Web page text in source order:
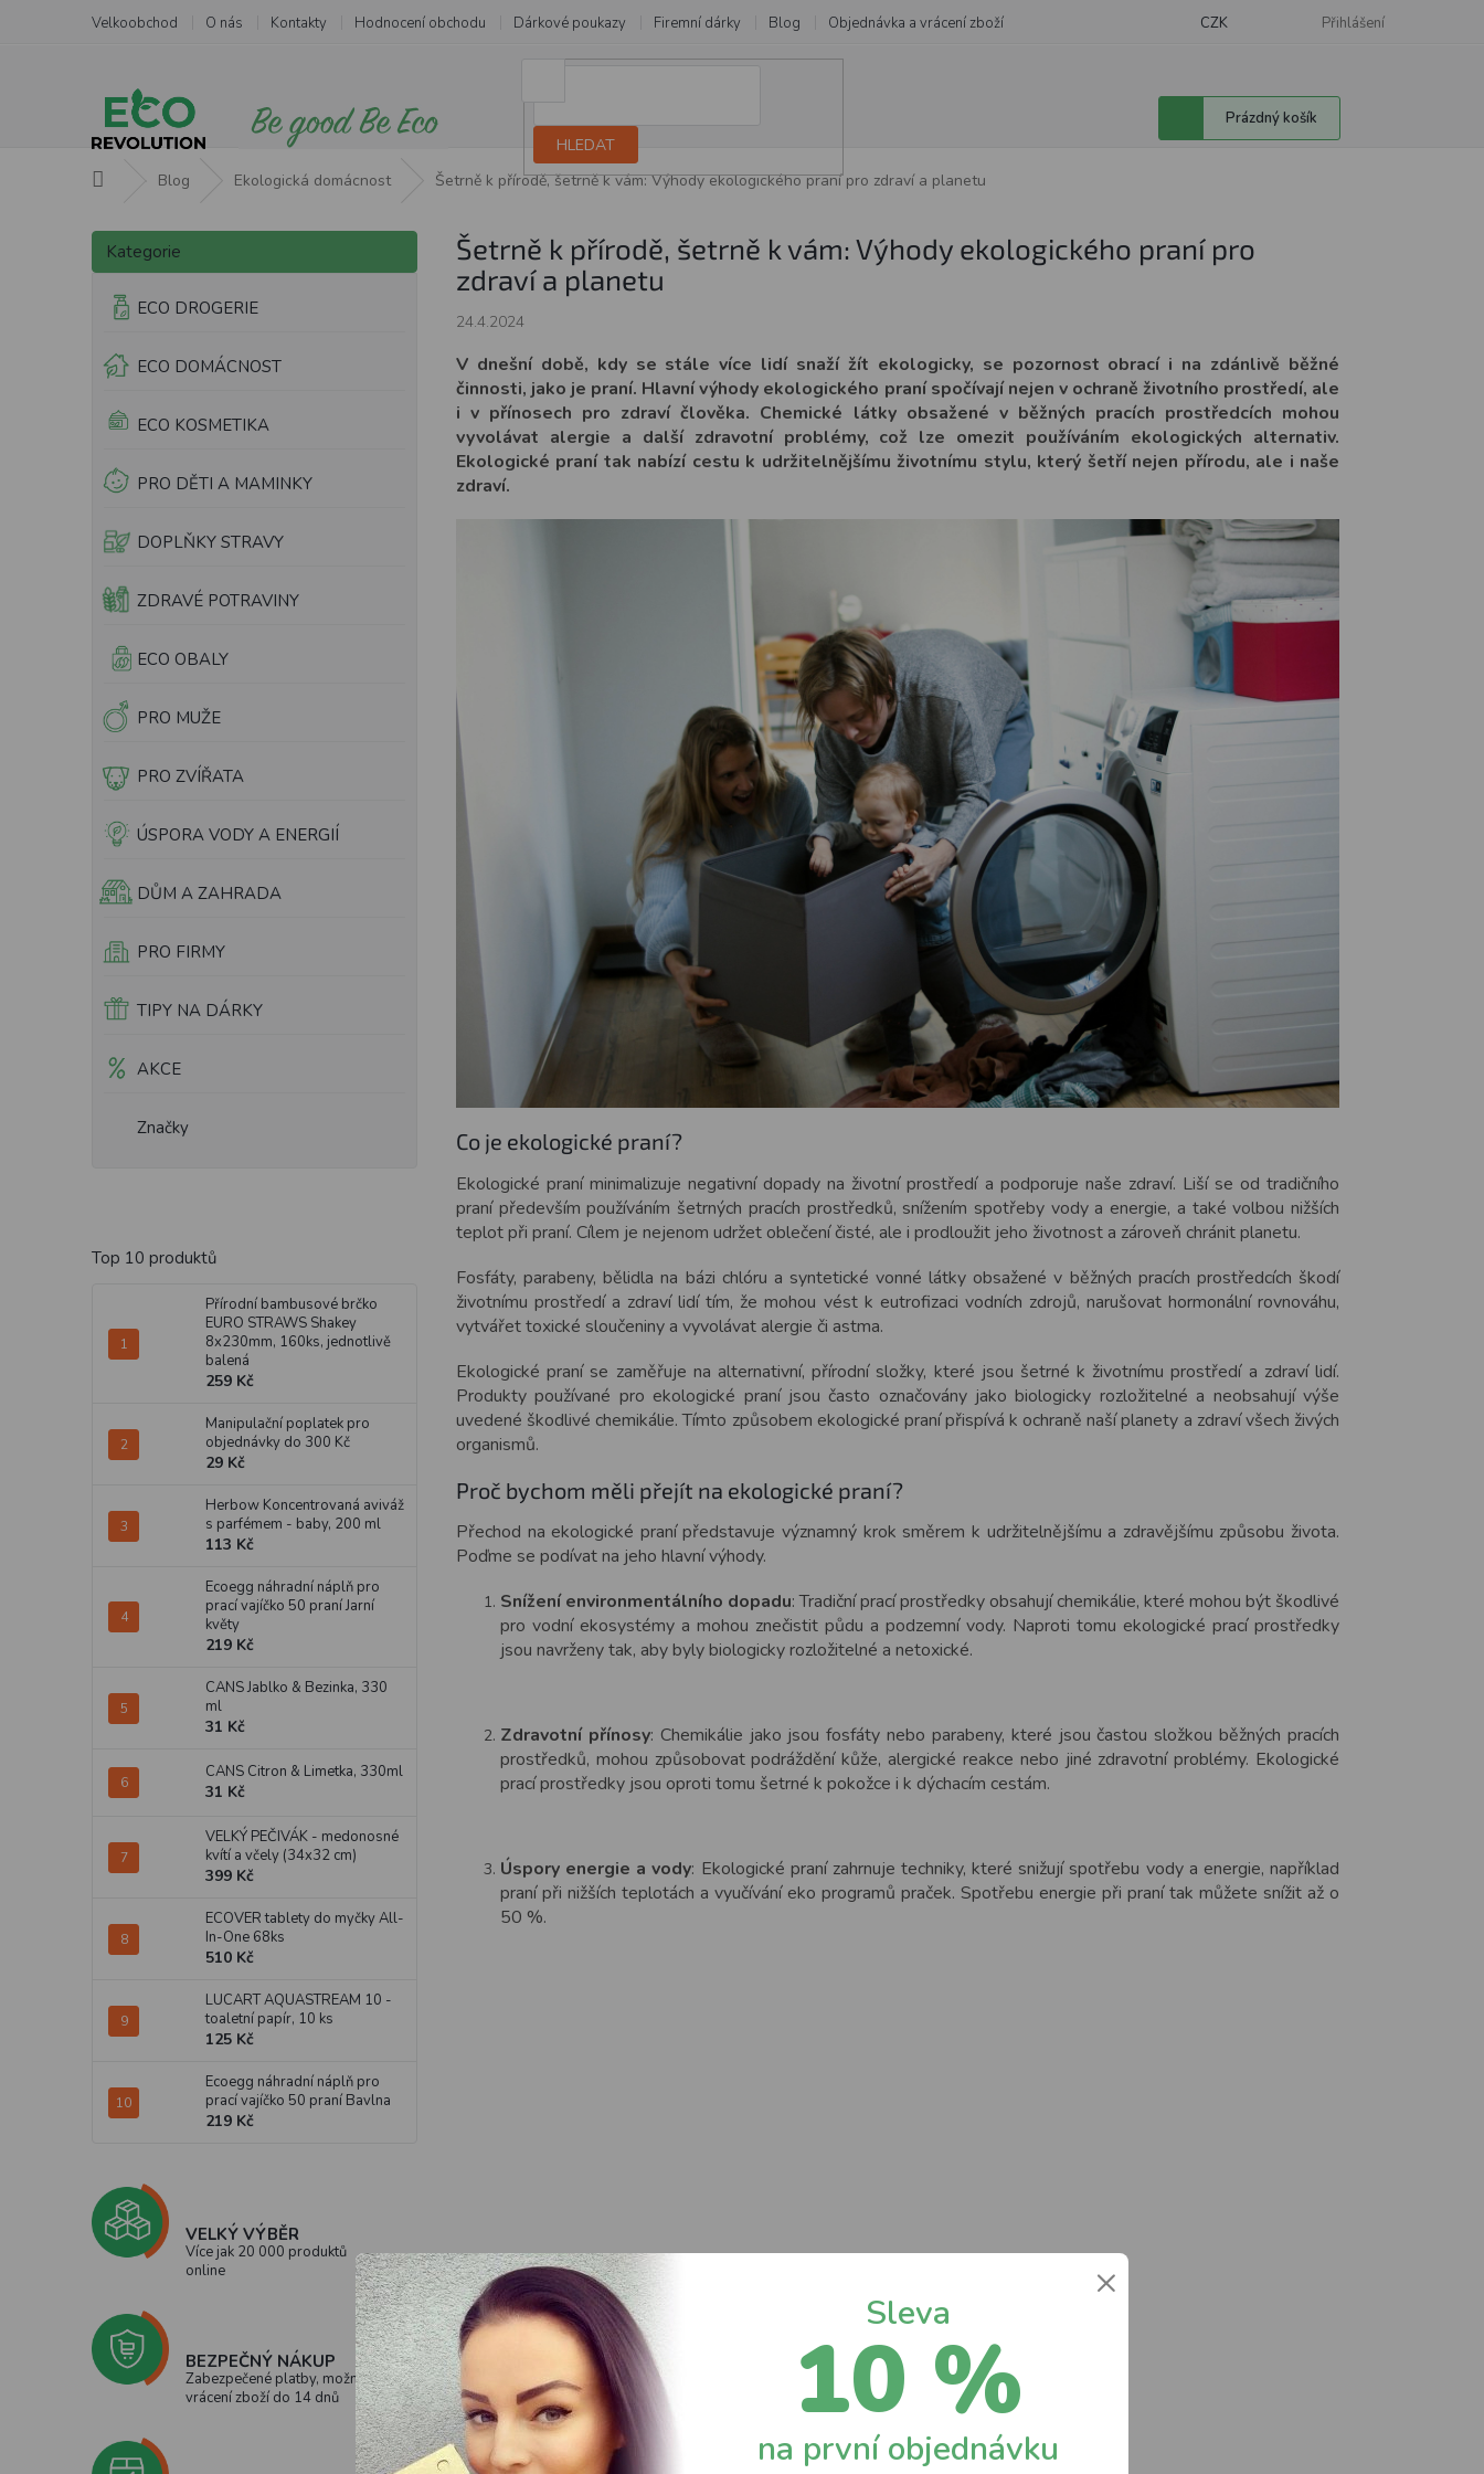
Velkoobchod O nás Kontakty Hodnocení obchodu Dárkové poukazy Firemní dárky Blog Objednávka a vrácení zboží CZK Přihlášení
HLEDAT
Nákupní
košík
Prázdný košík
Blog Ekologická domácnost Šetrně k přírodě, šetrně k vám: Výhody ekologického praní pro zdraví a planetu
P
s
Přeskočit
kategorie
Kategorie
ECO DROGERIE
ECO DOMÁCNOST
ECO KOSMETIKA
PRO DĚTI A MAMINKY
DOPLŇKY STRAVY
ZDRAVÉ POTRAVINY
ECO OBALY
PRO MUŽE
PRO ZVÍŘATA
ÚSPORA VODY A ENERGIÍ
DŮM A ZAHRADA
PRO FIRMY
TIPY NA DÁRKY
AKCE
Značky
Top 10 produktů
Přírodní bambusové brčko
EURO STRAWS Shakey
8x230mm, 160ks, jednotlivě
balená
259 Kč
Manipulační poplatek pro
objednávky do 300 Kč
29 Kč
Herbow Koncentrovaná aviváž
s parfémem - baby, 200 ml
113 Kč
Ecoegg náhradní náplň pro
prací vajíčko 50 praní Jarní
květy
219 Kč
CANS Jablko & Bezinka, 330
ml
31 Kč
CANS Citron & Limetka, 330ml
31 Kč
VELKÝ PEČIVÁK - medonosné
kvítí a včely (34x32 cm)
399 Kč
ECOVER tablety do myčky All-
In-One 68ks
510 Kč
LUCART AQUASTREAM 10 -
toaletní papír, 10 ks
125 Kč
Ecoegg náhradní náplň pro
prací vajíčko 50 praní Bavlna
219 Kč
VELKÝ VÝBĚR
Více jak 20 000 produktů
online
BEZPEČNÝ NÁKUP
Zabezpečené platby, možnost
vrácení zboží do 14 dnů
Šetrně k přírodě, šetrně k vám: Výhody ekologického praní pro
zdraví a planetu
24.4.2024
V dnešní době, kdy se stále více lidí snaží žít ekologicky, se pozornost obrací i na zdánlivě běžné
činnosti, jako je praní. Hlavní výhody ekologického praní spočívají nejen v ochraně životního prostředí, ale
i v přínosech pro zdraví člověka. Chemické látky obsažené v běžných pracích prostředcích mohou
vyvolávat alergie a další zdravotní problémy, což lze omezit používáním ekologických alternativ.
Ekologické praní tak nabízí cestu k udržitelnějšímu životnímu stylu, který šetří nejen přírodu, ale i naše
zdraví.
Co je ekologické praní?
Ekologické praní minimalizuje negativní dopady na životní prostředí a podporuje naše zdraví. Liší se od tradičního
praní především používáním šetrných pracích prostředků, snížením spotřeby vody a energie, a také volbou nižších
teplot při praní. Cílem je nejenom udržet oblečení čisté, ale i prodloužit jeho životnost a zároveň chránit planetu.
Fosfáty, parabeny, bělidla na bázi chlóru a syntetické vonné látky obsažené v běžných pracích prostředcích škodí
životnímu prostředí a zdraví lidí tím, že mohou vést k eutrofizaci vodních zdrojů, narušovat hormonální rovnováhu,
vytvářet toxické sloučeniny a vyvolávat alergie či astma.
Ekologické praní se zaměřuje na alternativní, přírodní složky, které jsou šetrné k životnímu prostředí a zdraví lidí.
Produkty používané pro ekologické praní jsou často označovány jako biologicky rozložitelné a neobsahují výše
uvedené škodlivé chemikálie. Tímto způsobem ekologické praní přispívá k ochraně naší planety a zdraví všech živých
organismů.
Proč bychom měli přejít na ekologické praní?
Přechod na ekologické praní představuje významný krok směrem k udržitelnějšímu a zdravějšímu způsobu života.
Poďme se podívat na jeho hlavní výhody.
Snížení environmentálního dopadu: Tradiční prací prostředky obsahují chemikálie, které mohou být škodlivé
pro vodní ekosystémy a mohou znečistit půdu a podzemní vody. Naproti tomu ekologické prací prostředky
jsou navrženy tak, aby byly biologicky rozložitelné a netoxické.
Zdravotní přínosy: Chemikálie jako jsou fosfáty nebo parabeny, které jsou častou složkou běžných pracích
prostředků, mohou způsobovat podráždění kůže, alergické reakce nebo jiné zdravotní problémy. Ekologické
prací prostředky jsou oproti tomu šetrné k pokožce i k dýchacím cestám.
Úspory energie a vody: Ekologické praní zahrnuje techniky, které snižují spotřebu vody a energie, například
praní při nižších teplotách a vyučívání eko programů praček. Spotřebu energie při praní tak můžete snížit až o
50 %.
×
Sleva
10 %
na první objednávku